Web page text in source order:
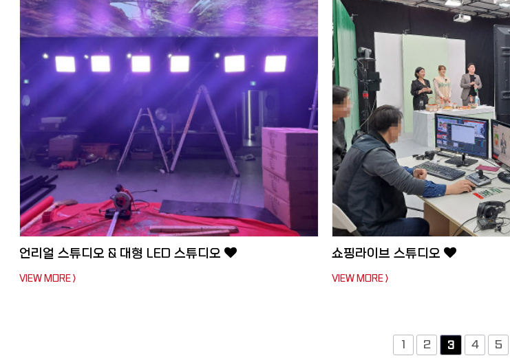
언리얼 스튜디오 & 대형 LED 스튜디오
VIEW MORE >
쇼핑라이브 스튜디오
VIEW MORE >
1 2 3 4 5